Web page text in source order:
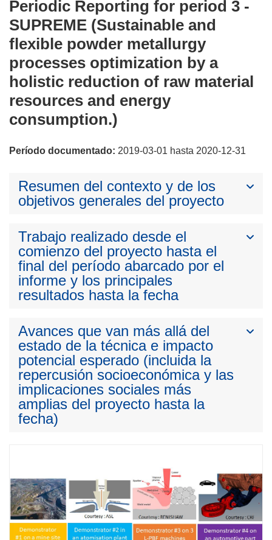
Periodic Reporting for period 3 -
SUPREME (Sustainable and
flexible powder metallurgy
processes optimization by a
holistic reduction of raw material
resources and energy
consumption.)
Período documentado: 2019-03-01 hasta 2020-12-31
Resumen del contexto y de los
objetivos generales del proyecto
Trabajo realizado desde el
comienzo del proyecto hasta el
final del período abarcado por el
informe y los principales
resultados hasta la fecha
Avances que van más allá del
estado de la técnica e impacto
potencial esperado (incluida la
repercusión socioeconómica y las
implicaciones sociales más
amplias del proyecto hasta la
fecha)